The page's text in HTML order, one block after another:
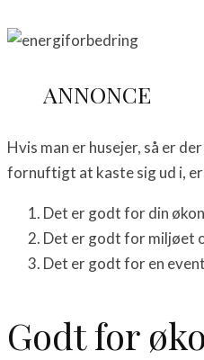
ANNONCE
Hvis man er husejer, så er
fornuftigt at kaste sig ud i,
Det er godt for din
Det er godt for miljøet
Det er godt for en
Godt for